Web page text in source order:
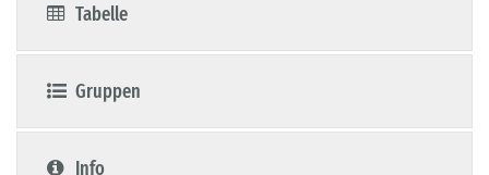
Tabelle
Gruppen
Info